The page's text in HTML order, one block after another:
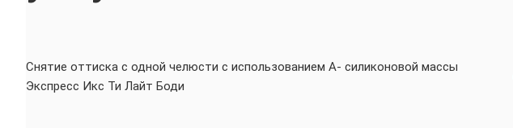
Снятие оттиска с одной челюсти с использованием А- силиконовой массы
Экспресс Икс Ти Лайт Боди